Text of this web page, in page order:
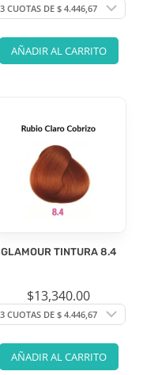
AÑADIR AL CARRITO
GLAMOUR TINTURA 8.4
$13,340.00
AÑADIR AL CARRITO